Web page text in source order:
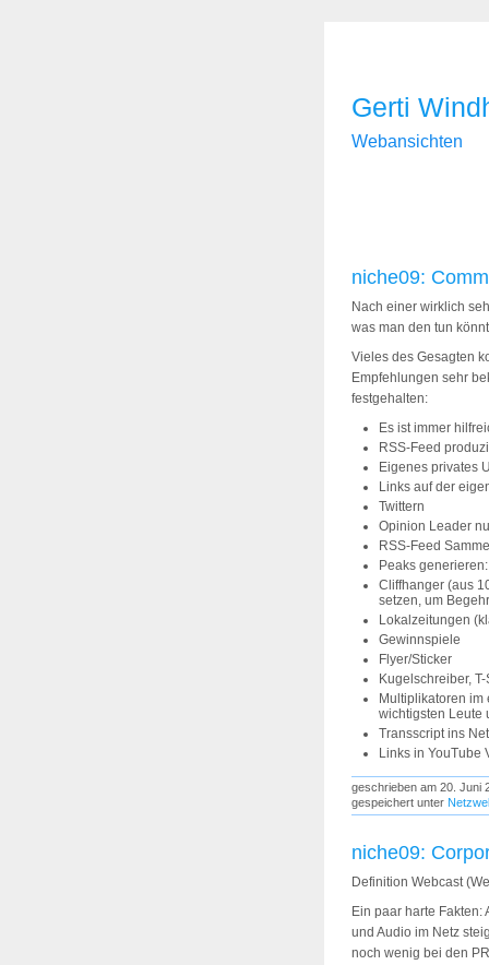
Gerti
Webansichten
niche09:
Nach einer wirklich
was man den tun
Vieles des Gesagten
Empfehlungen sehr
festgehalten:
Es ist immer
RSS-Feed
Eigenes privates
Links auf der
Twittern
Opinion Leader
RSS-Feed
Peaks
Cliffhanger (aus
setzen, um
Lokalzeitungen
Gewinnspiele
Flyer/Sticker
Kugelschreiber,
Multiplikatoren
wichtigsten Leute
Transscript ins
Links in YouTube
geschrieben am 20. Juni
gespeichert unter
niche09:
Definition Webcast
Ein paar harte
und Audio im Netz
noch wenig bei den